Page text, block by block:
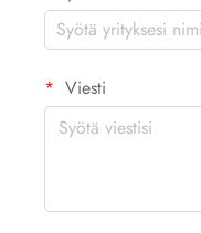
Viesti